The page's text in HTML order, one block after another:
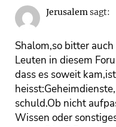
Jerusalemsagt:
Shalom,so bitter
Leuten in diesem
dass es soweit
schuld.Ob nicht
Wissen oder